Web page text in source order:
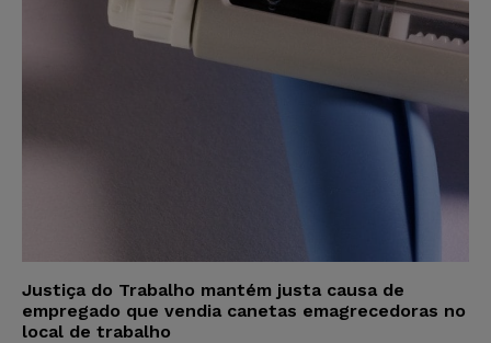
Justiça do Trabalho mantém justa causa de
empregado que vendia canetas emagrecedoras no
local de trabalho